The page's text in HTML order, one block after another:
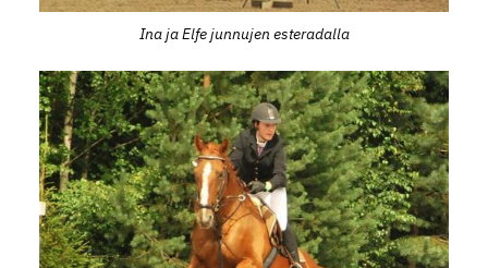
Ina ja Elfe junnujen esteradalla